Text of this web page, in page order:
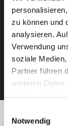
zu können und
analysieren.
Verwendung
soziale
Partner führen
weiteren Daten
Wenn Sie auf
Notwendig
Ein
Betreiber der